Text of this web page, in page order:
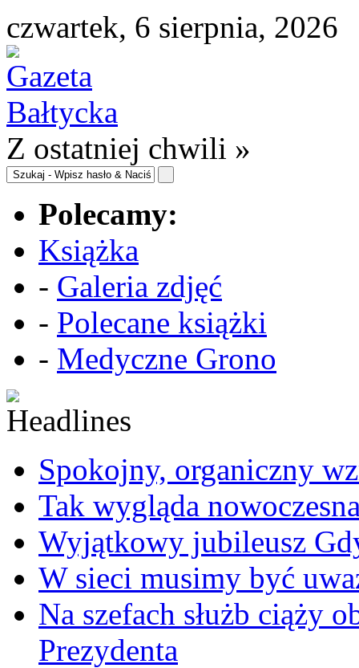
czwartek, 6 sierpnia, 2026
Z ostatniej chwili »
Polecamy:
Książka
- Galeria zdjęć
- Polecane książki
- Medyczne Grono
Spokojny, organiczny
Tak wygląda
Wyjątkowy jubileusz
W sieci musimy być
Na szefach służb ciąży
Prezydenta